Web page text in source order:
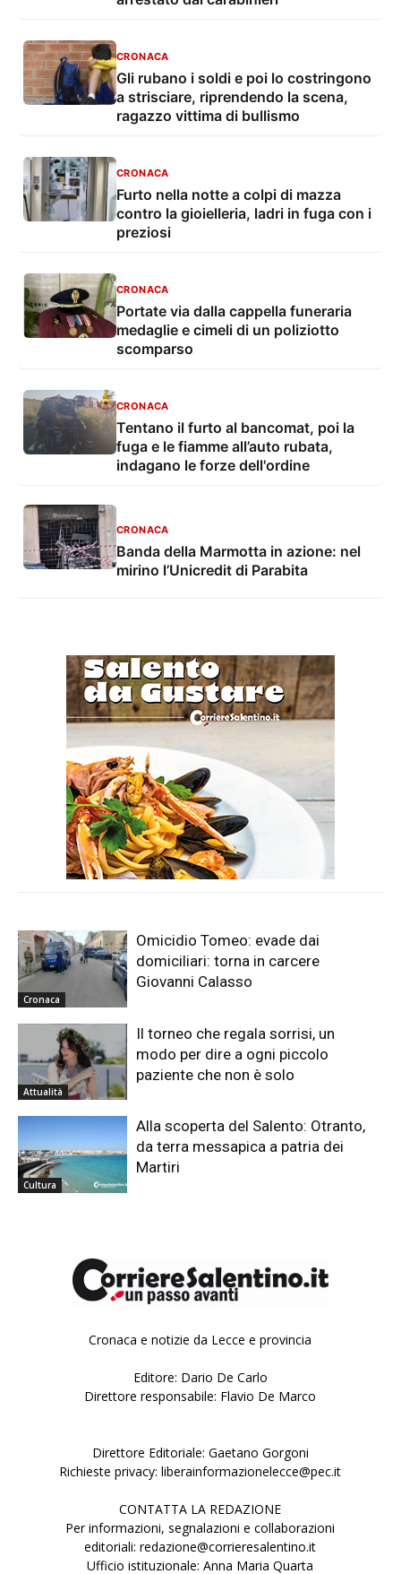
CRONACA
Gli rubano i soldi e poi lo costringono
a strisciare, riprendendo la scena,
ragazzo vittima di bullismo
CRONACA
Furto nella notte a colpi di mazza
contro la gioielleria, ladri in fuga con i
preziosi
CRONACA
Portate via dalla cappella funeraria
medaglie e cimeli di un poliziotto
scomparso
CRONACA
Tentano il furto al bancomat, poi la
fuga e le fiamme all’auto rubata,
indagano le forze dell'ordine
CRONACA
Banda della Marmotta in azione: nel
mirino l’Unicredit di Parabita
Cronaca
Omicidio Tomeo: evade dai
domiciliari: torna in carcere
Giovanni Calasso
Attualità
Il torneo che regala sorrisi, un
modo per dire a ogni piccolo
paziente che non è solo
Cultura
Alla scoperta del Salento: Otranto,
da terra messapica a patria dei
Martiri
Cronaca e notizie da Lecce e provincia
Editore: Dario De Carlo
Direttore responsabile: Flavio De Marco
Direttore Editoriale: Gaetano Gorgoni
Richieste privacy: liberainformazionelecce@pec.it
CONTATTA LA REDAZIONE
Per informazioni, segnalazioni e collaborazioni
editoriali: redazione@corrieresalentino.it
Ufficio istituzionale: Anna Maria Quarta